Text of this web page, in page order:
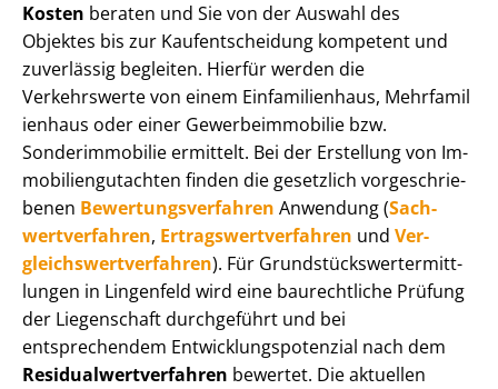
Kosten beraten und Sie von der Auswahl des
Objektes bis zur Kauf­ent­schei­dung kompetent und
zuverlässig begleiten. Hierfür werden die
Verkehrswerte von einem Einfamilienhaus, Mehr­fa­mi­l
i­en­haus oder einer Ge­wer­be­im­mo­bi­lie bzw.
Sonderimmobilie ermittelt. Bei der Erstellung von Im­
mo­bi­li­en­gut­ach­ten finden die gesetzlich vor­ge­schrie­
be­nen Be­wer­tungs­ver­fah­ren Anwendung (Sach­
wert­ver­fah­ren, Er­trags­wert­ver­fah­ren und Ver­
gleichs­wert­ver­fah­ren). Für Grund­stücks­wert­ermitt­
lun­gen in Lingenfeld wird eine baurechtliche Prüfung
der Liegenschaft durchgeführt und bei
entsprechendem Ent­wick­lungs­po­ten­zi­al nach dem
Re­si­du­al­wert­ver­fah­ren bewertet. Die aktuellen